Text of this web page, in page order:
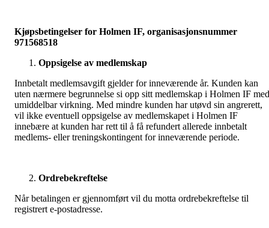
Kjøpsbetingelser for Holmen IF, organisasjonsnummer
971568518
Oppsigelse av medlemskap
Innbetalt medlemsavgift gjelder for inneværende år. Kunden kan
uten nærmere begrunnelse si opp sitt medlemskap i Holmen IF med
umiddelbar virkning. Med mindre kunden har utøvd sin angrerett,
vil ikke eventuell oppsigelse av medlemskapet i Holmen IF
innebære at kunden har rett til å få refundert allerede innbetalt
medlems- eller treningskontingent for inneværende periode.
Ordrebekreftelse
Når betalingen er gjennomført vil du motta ordrebekreftelse til
registrert e-postadresse.